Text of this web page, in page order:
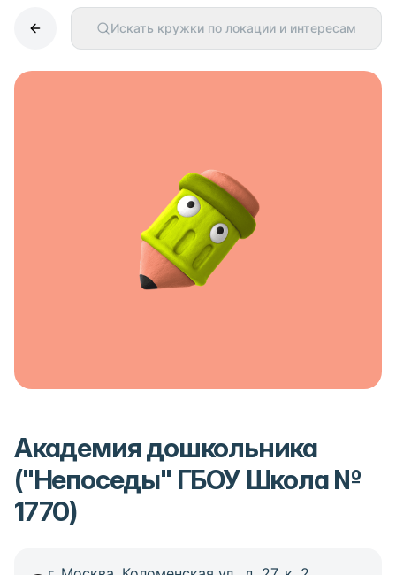
Искать кружки по локации и интересам
Академия дошкольника
("Непоседы" ГБОУ Школа №
1770)